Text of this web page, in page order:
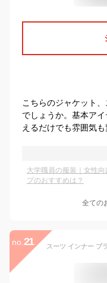
こちらのジャケット
でしょうか。基本ア
えるだけでも雰囲気も
大学職員の服装｜女性
プのおすすめは？
全ての
no. 21